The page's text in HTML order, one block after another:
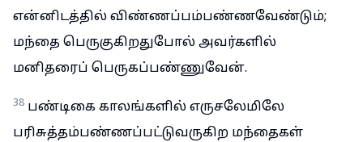
என்னிடத்தில் விண்ணப்பம்பண்ணவேண்டும்;
மந்தை பெருகுகிறதுபோல் அவர்களில்
மனிதரைப் பெருகப்பண்ணுவேன்.
38 பண்டிகை காலங்களில் எருசலேமிலே
பரிசுத்தம்பண்ணப்பட்டுவருகிற மந்தைகள்